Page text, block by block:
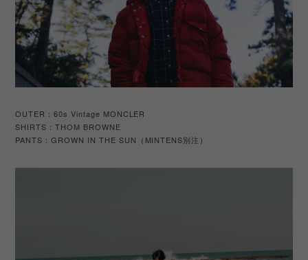
OUTER：60s Vintage MONCLER
SHIRTS：THOM BROWNE
PANTS ：GROWN IN THE SUN （ MINTENS別注）